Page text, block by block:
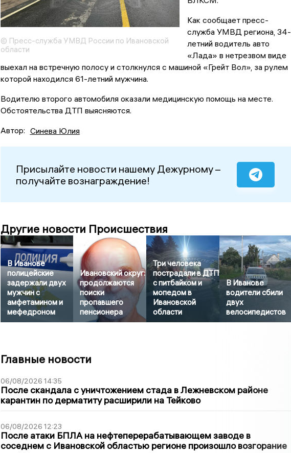
© Пресс-служба УМВД России по Ивановской
области
Как сообщает пресс-
служба УМВД региона, 34-
летний водитель авто
«Лада» в нетрезвом виде
выехал на встречную полосу и столкнулся с машиной «Грейт Вол», за рулем
которой находился 61-летний мужчина.
Водителю второго автомобиля оказали медицинскую помощь на месте.
Обстоятельства ДТП выясняются.
Автор: Синева Юлия
Присылайте новости нашему Дежурному –
получайте вознаграждение!
Другие новости Происшествия
В Иванове
полицейские
задержали двух
мужчин с
амфетамином и
мефедроном
Ивановский округ:
продолжаются
поиски
пропавшего
пенсионера
Три человека
пострадали в ДТП
с питбайком и
мопедом в
Ивановской
области
В Иванове
водители сбили
двух
велосипедистов
Главные новости
06/08/2026 14:35
После скандала с уничтожением стада в Лежневском районе
карантин по дерматиту расширили на Тейково
06/08/2026 12:23
После атаки БПЛА на нефтеперерабатывающем заводе в
соседнем с Ивановской областью регионе произошло возгорание